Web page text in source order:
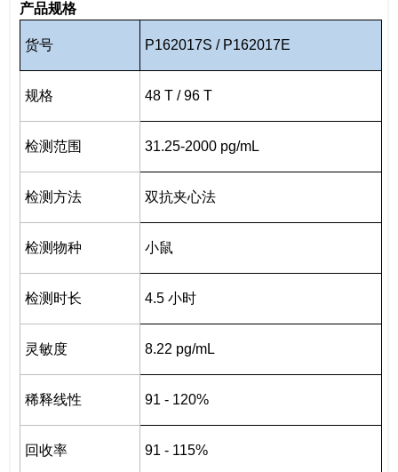
产品规格
货号 P162017S / P162017E
规格 48 T / 96 T
检测范围 31.25-2000 pg/mL
检测方法 双抗夹心法
检测物种 小鼠
检测时长 4.5 小时
灵敏度 8.22 pg/mL
稀释线性 91 - 120%
回收率 91 - 115%